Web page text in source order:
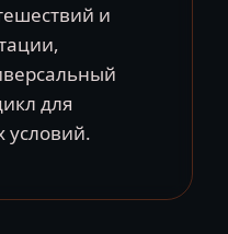
и
для
условий.